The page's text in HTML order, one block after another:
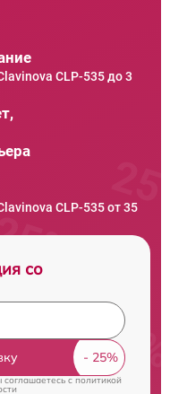
CLP-535 до 3
CLP-535 от 35
со
соглашаетесь cполитикой